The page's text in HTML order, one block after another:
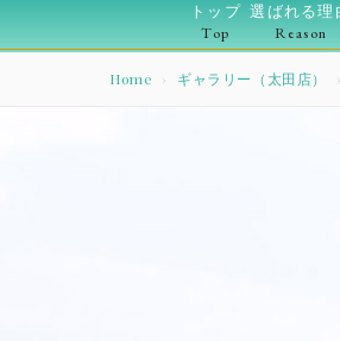
トップ
Top
選ばれる理
Reason
Home ギャラリー（太田店）